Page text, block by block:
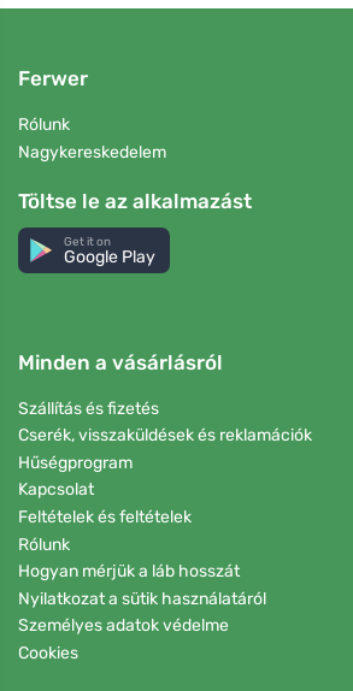
Ferwer
Rólunk
Nagykereskedelem
Töltse le az alkalmazást
Get it on
Google Play
Minden a vásárlásról
Szállítás és fizetés
Cserék, visszaküldések és reklamációk
Hűségprogram
Kapcsolat
Feltételek és feltételek
Rólunk
Hogyan mérjük a láb hosszát
Nyilatkozat a sütik használatáról
Személyes adatok védelme
Cookies